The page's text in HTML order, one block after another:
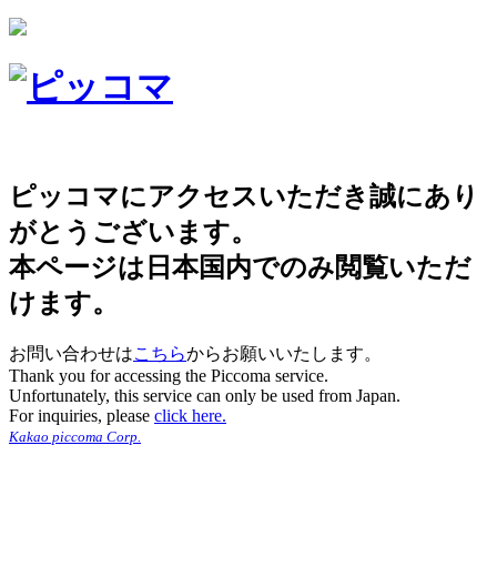
ピッコマにアクセスいただき誠にあり
がとうございます。
本ページは日本国内でのみ閲覧いただ
けます。
お問い合わせはこちらからお願いいたします。
Thank you for accessing the Piccoma service.
Unfortunately, this service can only be used from Japan.
For inquiries, please click here.
Kakao piccoma Corp.